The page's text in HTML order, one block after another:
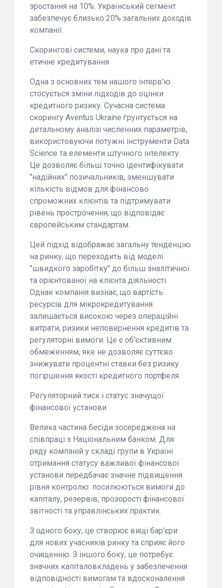
зростання на 10%. Український сегмент
забезпечує близько 20% загальних доходів
компанії.
Скорингові системи, наука про дані та
етичне кредитування
Одна з основних тем нашого інтерв'ю
стосується зміни підходів до оцінки
кредитного ризику. Сучасна система
скорингу Aventus Ukraine ґрунтується на
детальному аналізі численних параметрів,
використовуючи потужні інструменти Data
Science та елементи штучного інтелекту.
Це дозволяє більш точно ідентифікувати
"надійних" позичальників, зменшувати
кількість відмов для фінансово
спроможних клієнтів та підтримувати
рівень прострочення, що відповідає
європейським стандартам.
Цей підхід відображає загальну тенденцію
на ринку, що переходить від моделі
"швидкого заробітку" до більш аналітичної
та орієнтованої на клієнта діяльності.
Однак компанія визнає, що вартість
ресурсів для мікрокредитування
залишається високою через операційні
витрати, ризики неповернення кредитів та
регуляторні вимоги. Це є об'єктивним
обмеженням, яке не дозволяє суттєво
знижувати процентні ставки без ризику
погіршення якості кредитного портфеля.
Регуляторний тиск і статус значущої
фінансової установи
Велика частина бесіди зосереджена на
співпраці з Національним банком. Для
ряду компаній у складі групи в Україні
отримання статусу важливої фінансової
установи передбачає значне підвищення
рівня контролю: посилюються вимоги до
капіталу, резервів, прозорості фінансової
звітності та управлінських практик.
З одного боку, це створює вищі бар'єри
для нових учасників ринку та сприяє його
очищенню. З іншого боку, це потребує
значних капіталовкладень у забезпечення
відповідності вимогам та вдосконалення